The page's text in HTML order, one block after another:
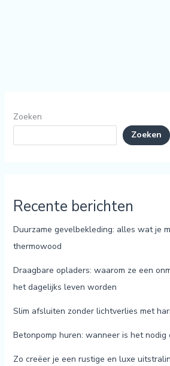
Zoeken
Zoeken
Recente berichten
Duurzame gevelbekleding: alles wat je
thermowood
Draagbare opladers: waarom ze een
het dagelijks leven worden
Slim afsluiten zonder lichtverlies met
Betonpomp huren: wanneer is het
Zo creëer je een rustige en luxe